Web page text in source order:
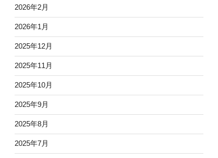
2026年2月
2026年1月
2025年12月
2025年11月
2025年10月
2025年9月
2025年8月
2025年7月